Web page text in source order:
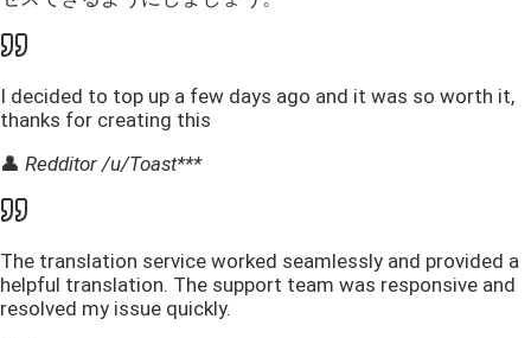
I decided to top up a few days ago and it was so worth it,
thanks for creating this
👤 Redditor /u/Toast***
The translation service worked seamlessly and provided a
helpful translation. The support team was responsive and
resolved my issue quickly.